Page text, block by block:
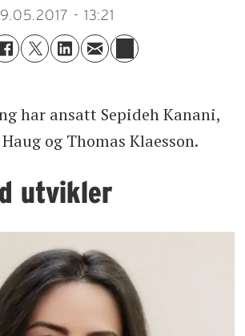
19.05.2017 - 13:21
har ansatt Sepideh Kanani,
og Thomas Klaesson.
utvikler